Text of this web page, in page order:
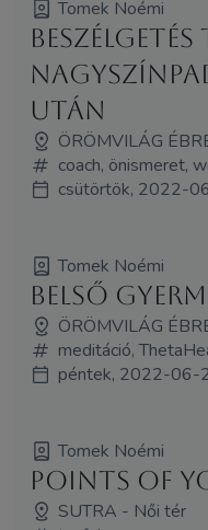
Tomek Noémi
Beszélgetés
után
ÖRÖMVILÁG
coach, önismeret,
csütörtök, 2022-
Tomek Noémi
Belső
ÖRÖMVILÁG
meditáció,
péntek, 2022-06-
Tomek Noémi
Points Of
SUTRA - Női tér